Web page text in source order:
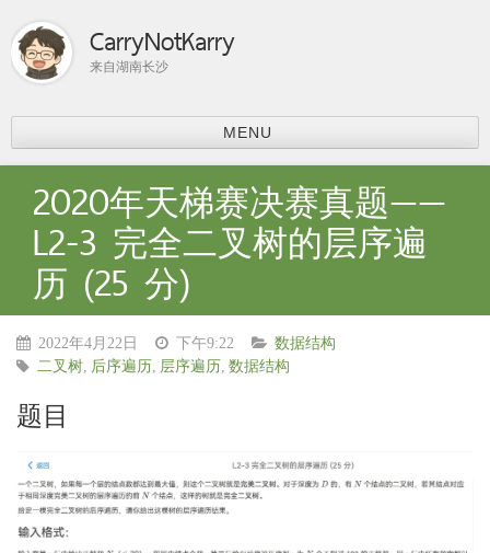
CarryNotKarry
来自湖南长沙
MENU
比赛总结
ACM-ICPC
分享
上课内容
科研
个人主页
2020年天梯赛决赛真题——
L2-3 完全二叉树的层序遍
历 (25 分)
2022年4月22日 下午9:22
数据结构
二叉树
后序遍历 层序遍历 数据结构
题目